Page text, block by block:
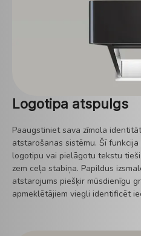
Logotipa atspulgs
Paaugstiniet sava zīmola
atstarošanas sistēmu. Šī
logotipu vai pielāgotu tekstu
zem ceļa stabiņa. Papildus
atstarojums piešķir mūsdienīgu
apmeklētājiem viegli identificēt